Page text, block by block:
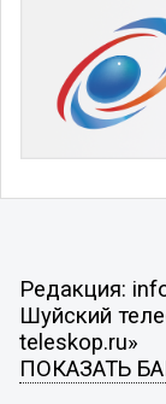
Редакция:
Шуйский
teleskop.ru»
ПОКАЗАТЬ